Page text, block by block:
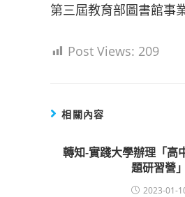
第三屆教育部圖書館事
Post Views: 209
相關內容
轉知-實踐大學辦理「高
題研習營」
2023-01-